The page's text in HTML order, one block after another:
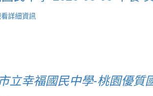
詳細資訊
立幸福國民中學-桃園優質